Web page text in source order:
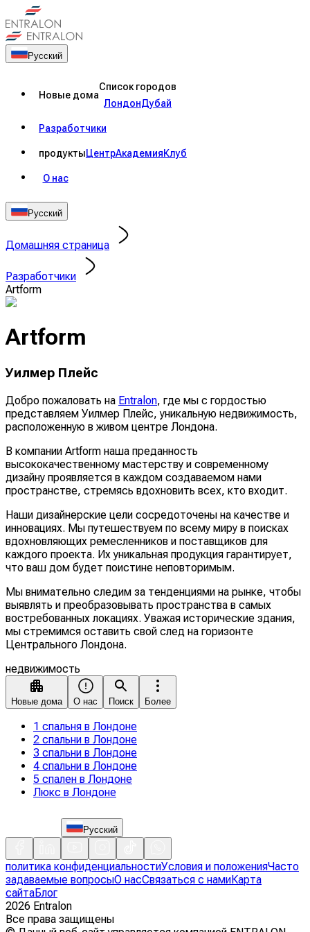
Русский
Новые дома
Список городов
ЛондонДубай
Разработчики
продуктыЦентрАкадемияКлуб
О нас
Русский
Домашняя страница
Разработчики
Artform
Artform
Уилмер Плейс
Добро пожаловать на Entralon, где мы с гордостью
представляем Уилмер Плейс, уникальную недвижимость,
расположенную в живом центре Лондона.
В компании Artform наша преданность
высококачественному мастерству и современному
дизайну проявляется в каждом создаваемом нами
пространстве, стремясь вдохновить всех, кто входит.
Наши дизайнерские цели сосредоточены на качестве и
инновациях. Мы путешествуем по всему миру в поисках
вдохновляющих ремесленников и поставщиков для
каждого проекта. Их уникальная продукция гарантирует,
что ваш дом будет поистине неповторимым.
Мы внимательно следим за тенденциями на рынке, чтобы
выявлять и преобразовывать пространства в самых
востребованных локациях. Уважая исторические здания,
мы стремимся оставить свой след на горизонте
Центрального Лондона.
недвижимость
Новые дома О нас Поиск Более
1 спальня в Лондоне
2 спальни в Лондоне
3 спальни в Лондоне
4 спальни в Лондоне
5 спален в Лондоне
Люкс в Лондоне
Русский
политика конфиденциальностиУсловия и положенияЧасто
задаваемые вопросыО насСвязаться с намиКарта
сайтаБлог
2026 Entralon
Все права защищены